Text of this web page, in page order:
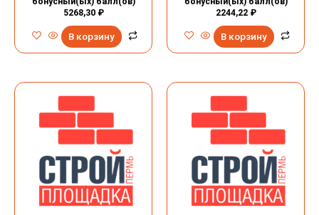
5268,30 ₽
В корзину
2244,22 ₽
В корзину